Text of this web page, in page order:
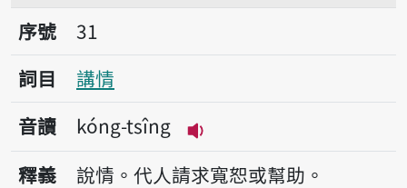
序號31講情
序號
31
詞目
講情
音讀
kóng-tsîng
播放音讀kóng-tsîng
釋義 說情。代人請求寬恕或幫助。